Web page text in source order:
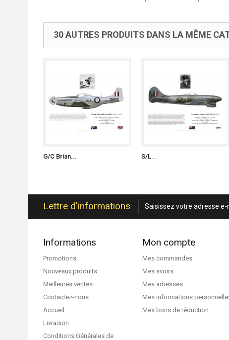
30 AUTRES PRODUITS DANS LA MÊME
G/C Brian... S/L...
Lettre d'informations
Informations
Promotions
Nouveaux produits
Meilleures ventes
Contactez-nous
Accueil
Livraison
Conditions Générales de
Mon compte
Mes commandes
Mes avoirs
Mes adresses
Mes informations
Mes bons de réduction